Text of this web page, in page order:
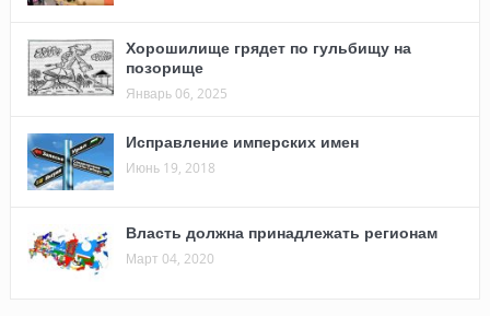
Хорошилище грядет по гульбищу на
позорище
Январь 06, 2025
Исправление имперских имен
Июнь 19, 2018
Власть должна принадлежать регионам
Март 04, 2020